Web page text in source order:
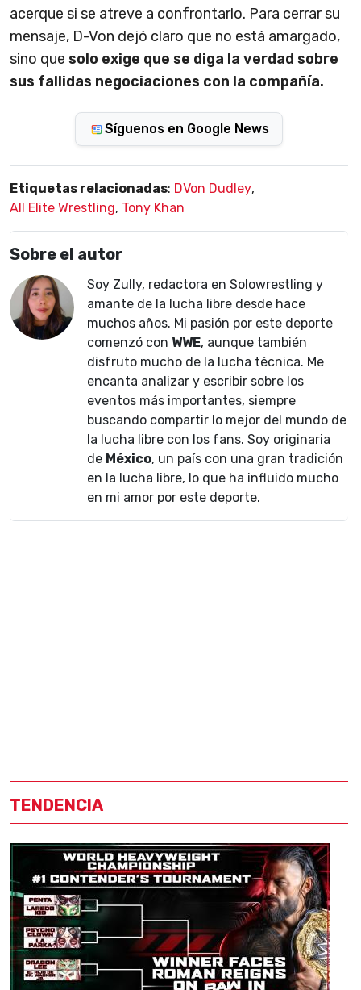
acerque si se atreve a confrontarlo. Para cerrar su
mensaje, D-Von dejó claro que no está amargado,
sino que solo exige que se diga la verdad sobre
sus fallidas negociaciones con la compañía.
Síguenos en Google News
Etiquetas relacionadas: DVon Dudley,
All Elite Wrestling, Tony Khan
Sobre el autor
Soy Zully, redactora en Solowrestling y
amante de la lucha libre desde hace
muchos años. Mi pasión por este deporte
comenzó con WWE, aunque también
disfruto mucho de la lucha técnica. Me
encanta analizar y escribir sobre los
eventos más importantes, siempre
buscando compartir lo mejor del mundo de
la lucha libre con los fans. Soy originaria
de México, un país con una gran tradición
en la lucha libre, lo que ha influido mucho
en mi amor por este deporte.
TENDENCIA